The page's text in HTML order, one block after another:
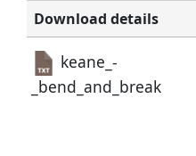
Download details
keane_-
_bend_and_break